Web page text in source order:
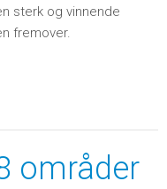
sterk og vinnende
fremover.
områder